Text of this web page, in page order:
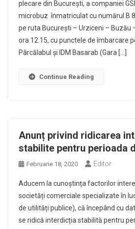
plecare din București, a companiei
microbuz înmatriculat cu numărul B
pe ruta București – Urziceni – Buzău
ora 12.15, cu punctele de îmbarcare
Pârcălabul și IDM Basarab (Gara […]
Continue Reading
Anunț privind ridicarea
stabilite pentru perioada
Februarie 18, 2020 Editor
Aducem la cunoștința factorilor
societăți comerciale specializate în
de utilități publice), că începând cu
se ridică interdicția stabilită pentru